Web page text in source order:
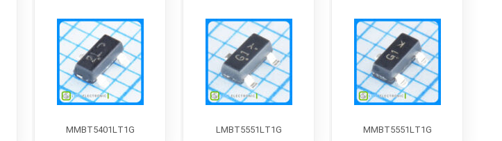
MMBT5551LT1G
LMBT5551LT1G
MMBT5401LT1G